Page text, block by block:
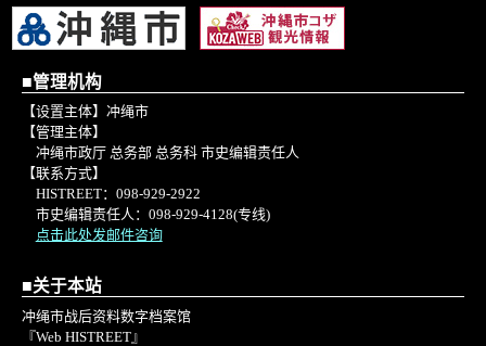
■管理机构
【设置主体】冲绳市
【管理主体】
冲绳市政厅 总务部 总务科 市史编辑责任人
【联系方式】
HISTREET：098-929-2922
市史编辑责任人：098-929-4128(专线)
点击此处发邮件咨询
■关于本站
冲绳市战后资料数字档案馆
『Web HISTREET』